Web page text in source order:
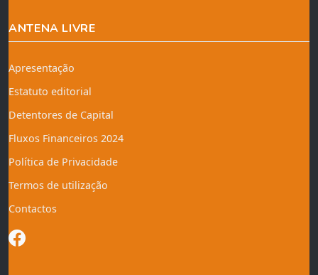
ANTENA LIVRE
Apresentação
Estatuto editorial
Detentores de Capital
Fluxos Financeiros 2024
Política de Privacidade
Termos de utilização
Contactos